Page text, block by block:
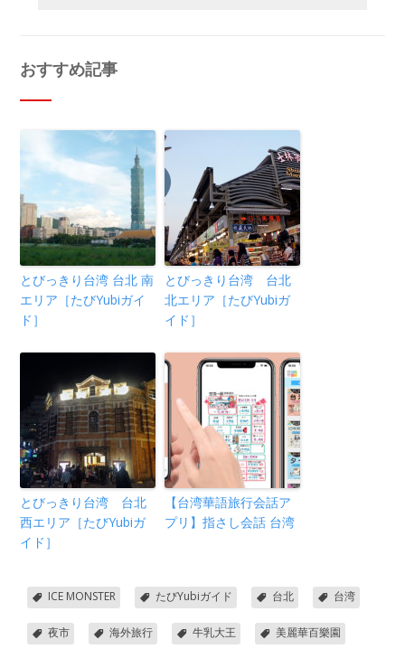
おすすめ記事
とびっきり台湾 台北 南
エリア［たびYubiガイ
ド］
とびっきり台湾 台北
北エリア［たびYubiガ
イド］
とびっきり台湾 台北
西エリア［たびYubiガ
イド］
【台湾華語旅行会話ア
プリ】指さし会話 台湾
ICE MONSTER たびYubiガイド 台北 台湾
夜市 海外旅行 牛乳大王 美麗華百樂園